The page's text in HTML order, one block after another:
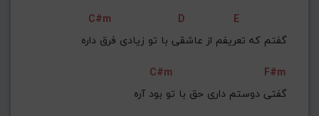
C#m
D
E
گفتم که تعریفم از عاشقی با تو زیادی فرق داره
C#m
F#m
گفتی دوستم داری حق با تو بود آره